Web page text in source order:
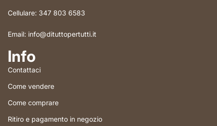
Cellulare: 347 803 6583
Email: info@dituttopertutti.it
Info
Contattaci
Come vendere
Come comprare
Ritiro e pagamento in negozio